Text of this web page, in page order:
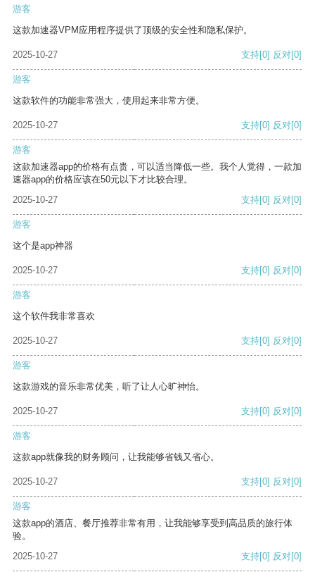
游客
这款加速器VPM应用程序提供了顶级的安全性和隐私保护。
2025-10-27 支持[0] 反对[0]
游客
这款软件的功能非常强大，使用起来非常方便。
2025-10-27 支持[0] 反对[0]
游客
这款加速器app的价格有点贵，可以适当降低一些。我个人觉得，一款加
速器app的价格应该在50元以下才比较合理。
2025-10-27
支持[0] 反对[0]
游客
这个是app神器
2025-10-27 支持[0] 反对[0]
游客
这个软件我非常喜欢
2025-10-27 支持[0] 反对[0]
游客
这款游戏的音乐非常优美，听了让人心旷神怡。
2025-10-27 支持[0] 反对[0]
游客
这款app就像我的财务顾问，让我能够省钱又省心。
2025-10-27 支持[0] 反对[0]
游客
这款app的酒店、餐厅推荐非常有用，让我能够享受到高品质的旅行体
验。
2025-10-27
支持[0] 反对[0]